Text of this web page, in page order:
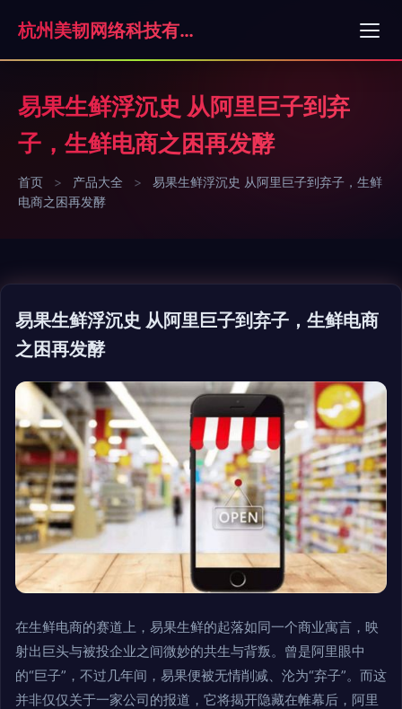
杭州美韧网络科技有限公司
易果生鲜浮沉史 从阿里巨子到弃
子，生鲜电商之困再发酵
首页 > 产品大全 >
易果生鲜浮沉史 从阿里巨子到弃子，生鲜
电商之困再发酵
易果生鲜浮沉史 从阿里巨子到弃子，生鲜电商
之困再发酵
在生鲜电商的赛道上，易果生鲜的起落如同一个商业寓言，映
射出巨头与被投企业之间微妙的共生与背叛。曾是阿里眼中
的“巨子”，不过几年间，易果便被无情削减、沦为“弃子”。而这
并非仅仅关于一家公司的报道，它将揭开隐藏在帷幕后，阿里